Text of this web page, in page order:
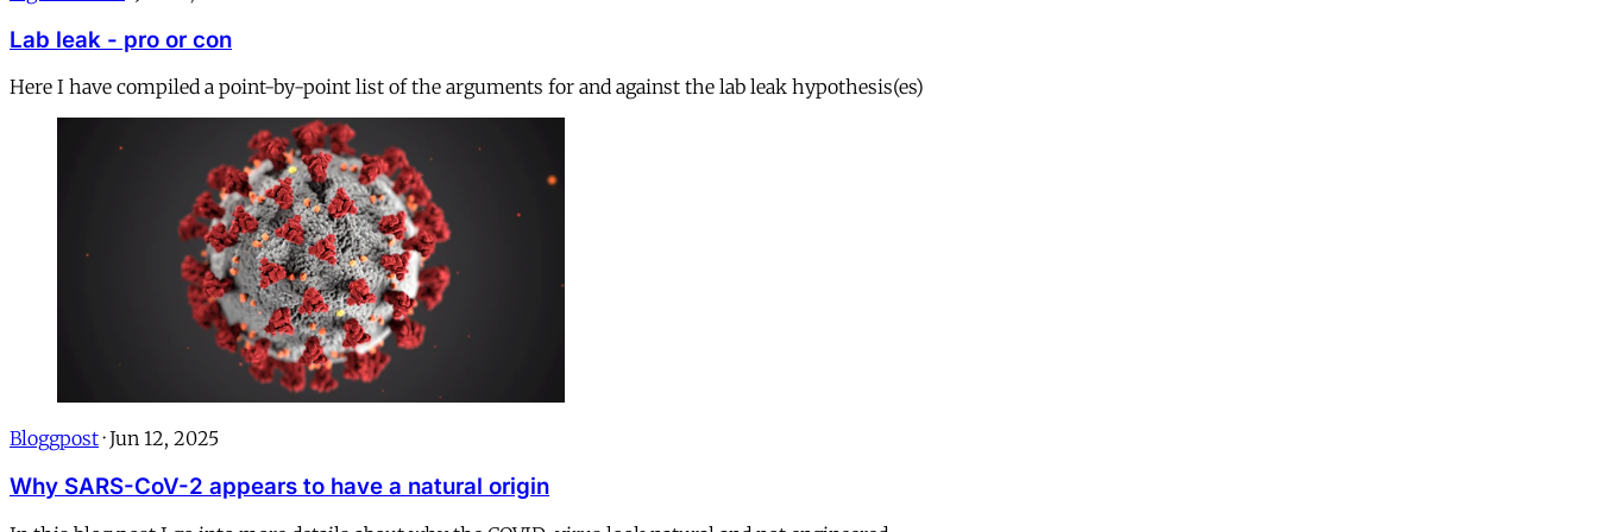
Lab leak - pro or con
Here I have compiled a point-by-point list of the arguments for and against the lab leak hypothesis(es)
Bloggpost · Jun 12, 2025
Why SARS-CoV-2 appears to have a natural origin